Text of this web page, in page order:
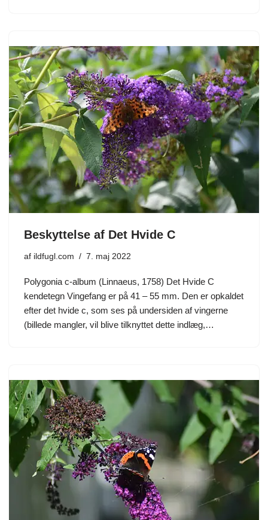
Beskyttelse af Det Hvide C
af ildfugl.com 7. maj 2022
Polygonia c-album (Linnaeus, 1758) Det Hvide C
kendetegn Vingefang er på 41 – 55 mm. Den er opkaldet
efter det hvide c, som ses på undersiden af vingerne
(billede mangler, vil blive tilknyttet dette indlæg,…